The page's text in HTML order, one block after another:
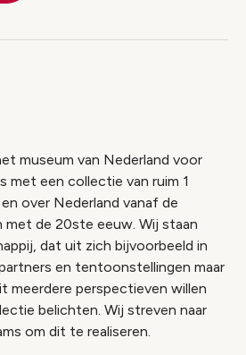
museum van Nederland voor
met een collectie van ruim 1
over Nederland vanaf de
de 20ste eeuw. Wij staan
dat uit zich bijvoorbeeld in
en tentoonstellingen maar
meerdere perspectieven willen
belichten. Wij streven naar
om dit te realiseren.